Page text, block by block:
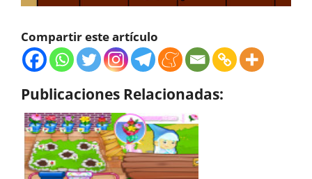
Compartir este artículo
Publicaciones Relacionadas: